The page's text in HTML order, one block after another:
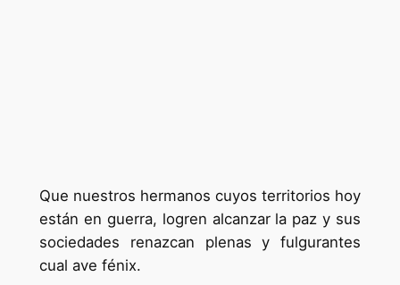
Que nuestros hermanos cuyos territorios hoy
están en guerra, logren alcanzar la paz y sus
sociedades renazcan plenas y fulgurantes
cual ave fénix.